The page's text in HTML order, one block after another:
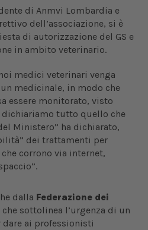
di Anmvi Lombardia e
dell’associazione, si è
di autorizzazione del GS e
in ambito veterinario.
medici veterinari venga
medicinale, in modo che
essere monitorato, visto
tutto quello che
Ministero” ha dichiarato,
dei trattamenti per
corrono via internet,
dalla Federazione dei
che sottolinea l’urgenza di un
ai professionisti